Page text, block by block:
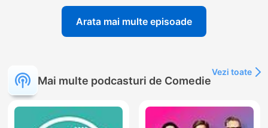
Arata mai multe episoade
Mai multe podcasturi de Comedie
Vezi toate